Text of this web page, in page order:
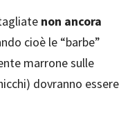
non ancora
cioè le “barbe”
marrone sulle
dovranno essere